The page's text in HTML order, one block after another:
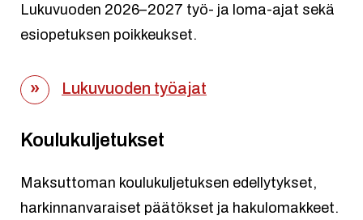
Lukuvuoden 2026–2027 työ- ja loma-ajat sekä
esiopetuksen poikkeukset.
Lukuvuoden työajat
Koulukuljetukset
Maksuttoman koulukuljetuksen edellytykset,
harkinnanvaraiset päätökset ja hakulomakkeet.